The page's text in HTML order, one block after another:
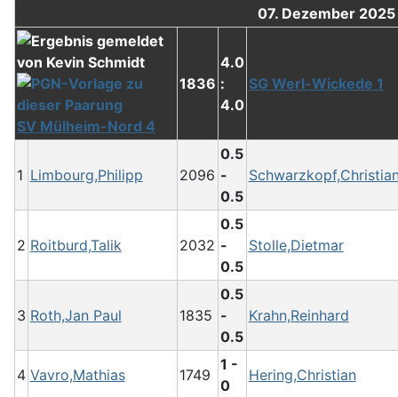
07. Dezember
SV Mülheim-Nord 4
1836
4.0
:
4.0
SG Werl-Wickede 1
1 Limbourg,Philipp 2096
0.5
-
0.5
2 Roitburd,Talik 2032
0.5
-
0.5
Stolle,Dietmar
3 Roth,Jan Paul 1835
0.5
-
0.5
Krahn,Reinhard
4 Vavro,Mathias 1749
1 -
0
Hering,Christian